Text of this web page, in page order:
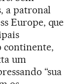
a patronal
Europe, que
continente,
um
“sua